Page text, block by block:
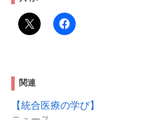
関連
【統合医療の学び】